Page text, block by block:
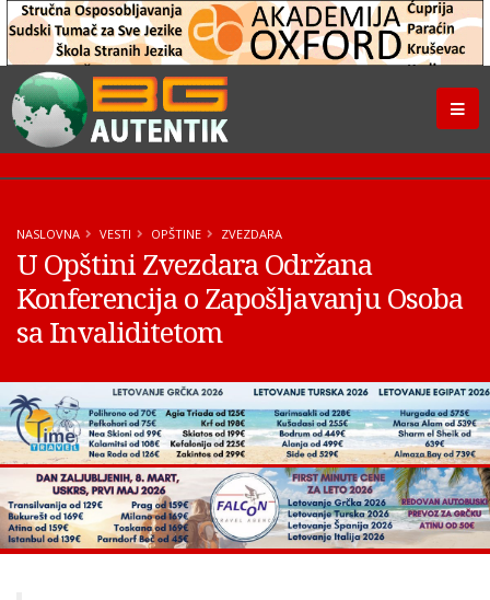
NASLOVNA VESTI OPŠTINE ZVEZDARA
U Opštini Zvezdara Održana
Konferencija o Zapošljavanju Osoba
sa Invaliditetom